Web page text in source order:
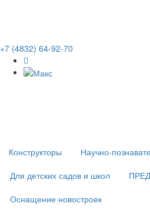
+7 (4832) 64-92-70
Конструкторы Научно-
Для детских садов и школ
Оснащение новостроек